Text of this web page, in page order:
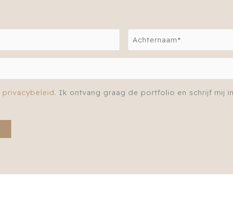
Achternaam
privacybeleid. Ik ontvang graag de portfolio en schrijf mij